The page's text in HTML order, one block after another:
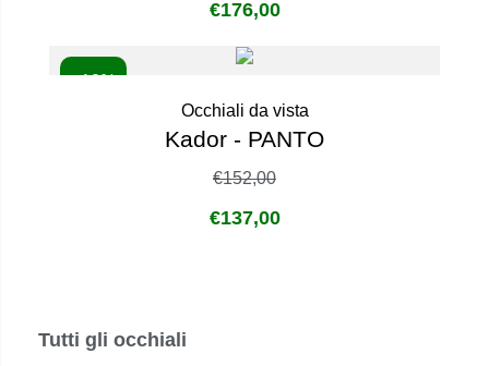
€176,00
- 10%
Occhiali da vista
Kador - PANTO
€152,00
€137,00
Tutti gli occhiali